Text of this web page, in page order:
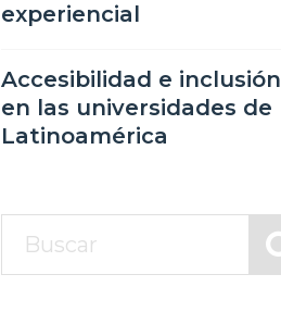
experiencial
Accesibilidad e inclusión
en las universidades de
Latinoamérica